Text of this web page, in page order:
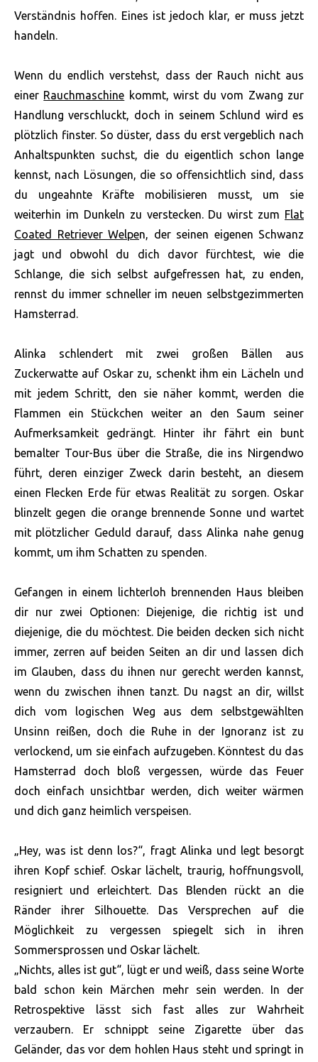
Verständnis hoffen. Eines ist jedoch klar, er muss jetzt
handeln.
Wenn du endlich verstehst, dass der Rauch nicht aus
einer Rauchmaschine kommt, wirst du vom Zwang zur
Handlung verschluckt, doch in seinem Schlund wird es
plötzlich finster. So düster, dass du erst vergeblich nach
Anhaltspunkten suchst, die du eigentlich schon lange
kennst, nach Lösungen, die so offensichtlich sind, dass
du ungeahnte Kräfte mobilisieren musst, um sie
weiterhin im Dunkeln zu verstecken. Du wirst zum Flat
Coated Retriever Welpen, der seinen eigenen Schwanz
jagt und obwohl du dich davor fürchtest, wie die
Schlange, die sich selbst aufgefressen hat, zu enden,
rennst du immer schneller im neuen selbstgezimmerten
Hamsterrad.
Alinka schlendert mit zwei großen Bällen aus
Zuckerwatte auf Oskar zu, schenkt ihm ein Lächeln und
mit jedem Schritt, den sie näher kommt, werden die
Flammen ein Stückchen weiter an den Saum seiner
Aufmerksamkeit gedrängt. Hinter ihr fährt ein bunt
bemalter Tour-Bus über die Straße, die ins Nirgendwo
führt, deren einziger Zweck darin besteht, an diesem
einen Flecken Erde für etwas Realität zu sorgen. Oskar
blinzelt gegen die orange brennende Sonne und wartet
mit plötzlicher Geduld darauf, dass Alinka nahe genug
kommt, um ihm Schatten zu spenden.
Gefangen in einem lichterloh brennenden Haus bleiben
dir nur zwei Optionen: Diejenige, die richtig ist und
diejenige, die du möchtest. Die beiden decken sich nicht
immer, zerren auf beiden Seiten an dir und lassen dich
im Glauben, dass du ihnen nur gerecht werden kannst,
wenn du zwischen ihnen tanzt. Du nagst an dir, willst
dich vom logischen Weg aus dem selbstgewählten
Unsinn reißen, doch die Ruhe in der Ignoranz ist zu
verlockend, um sie einfach aufzugeben. Könntest du das
Hamsterrad doch bloß vergessen, würde das Feuer
doch einfach unsichtbar werden, dich weiter wärmen
und dich ganz heimlich verspeisen.
„Hey, was ist denn los?“, fragt Alinka und legt besorgt
ihren Kopf schief. Oskar lächelt, traurig, hoffnungsvoll,
resigniert und erleichtert. Das Blenden rückt an die
Ränder ihrer Silhouette. Das Versprechen auf die
Möglichkeit zu vergessen spiegelt sich in ihren
Sommersprossen und Oskar lächelt.
„Nichts, alles ist gut“, lügt er und weiß, dass seine Worte
bald schon kein Märchen mehr sein werden. In der
Retrospektive lässt sich fast alles zur Wahrheit
verzaubern. Er schnippt seine Zigarette über das
Geländer, das vor dem hohlen Haus steht und springt in